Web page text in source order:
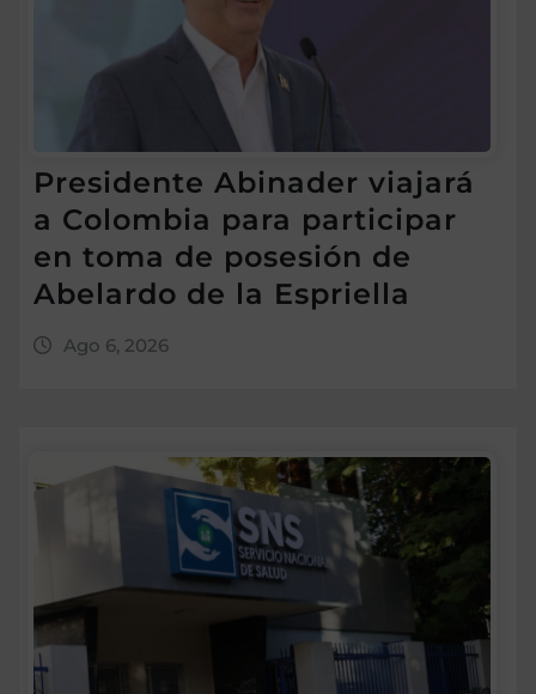
Presidente Abinader viajará
a Colombia para participar
en toma de posesión de
Abelardo de la Espriella
Ago 6, 2026